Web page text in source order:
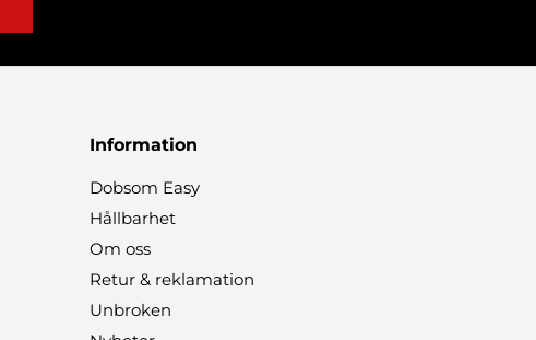
Information
Dobsom Easy
Hållbarhet
Om oss
Retur & reklamation
Unbroken